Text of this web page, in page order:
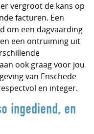
vergroot de kans op
facturen. Een
om een dagvaarding
en een ontruiming uit
ook graag voor jou
van Enschede
en integer.
ingediend, en